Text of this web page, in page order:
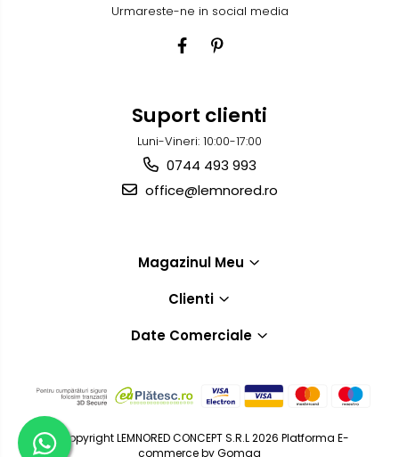
Urmareste-ne in social media
Suport clienti
Luni-Vineri: 10:00-17:00
0744 493 993
office@lemnored.ro
Magazinul Meu
Clienti
Date Comerciale
©Copyright LEMNORED CONCEPT S.R.L 2026 Platforma E-
commerce by Gomag